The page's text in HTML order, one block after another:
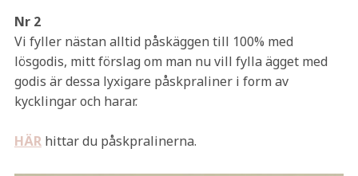
Nr 2
Vi fyller nästan alltid påskäggen till 100% med
lösgodis, mitt förslag om man nu vill fylla ägget med
godis är dessa lyxigare påskpraliner i form av
kycklingar och harar.
HÄRhittar du påskpralinerna.